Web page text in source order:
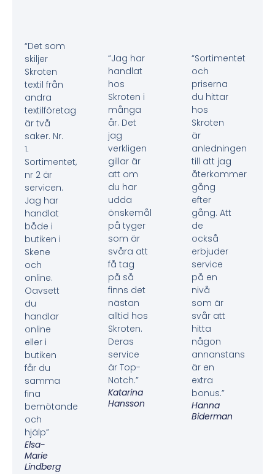
“Det som
skiljer
Skroten
textil från
andra
textilföretag
är två
saker. Nr.
1.
Sortimentet,
nr 2 är
servicen.
Jag har
handlat
både i
butiken i
Skene
och
online.
Oavsett
du
handlar
online
eller i
butiken
får du
samma
fina
bemötande
och
hjälp”
Elsa-
Marie
Lindberg
“Jag har
handlat
hos
Skroten i
många
år. Det
jag
verkligen
gillar är
att om
du har
udda
önskemål
på tyger
som är
svåra att
få tag
på så
finns det
nästan
alltid hos
Skroten.
Deras
service
är Top-
Notch.”
Katarina
Hansson
“Sortimentet
och
priserna
du hittar
hos
Skroten
är
anledningen
till att jag
återkommer
gång
efter
gång. Att
de
också
erbjuder
service
på en
nivå
som är
svår att
hitta
någon
annanstans
är en
extra
bonus.”
Hanna
Biderman